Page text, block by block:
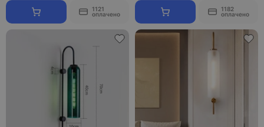
1121
оплачено
1182
оплачено